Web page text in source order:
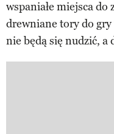
wspaniałe miejsca
drewniane tory do
nie będą się nudzić, a